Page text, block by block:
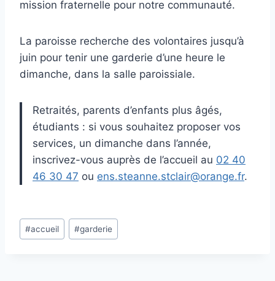
mission fraternelle pour notre communauté.
La paroisse recherche des volontaires jusqu’à
juin pour tenir une garderie d’une heure le
dimanche, dans la salle paroissiale.
Retraités, parents d’enfants plus âgés,
étudiants : si vous souhaitez proposer vos
services, un dimanche dans l’année,
inscrivez-vous auprès de l’accueil au 02 40
46 30 47 ou ens.steanne.stclair@orange.fr.
Étiquettes
de
#accueil #garderie